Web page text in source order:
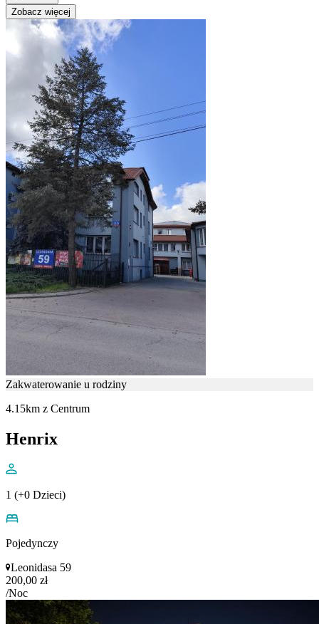
Zobacz więcej
Zakwaterowanie u rodziny
4.15km z Centrum
Henrix
1 (+0 Dzieci)
Pojedynczy
Leonidasa 59
200,00 zł
/Noc